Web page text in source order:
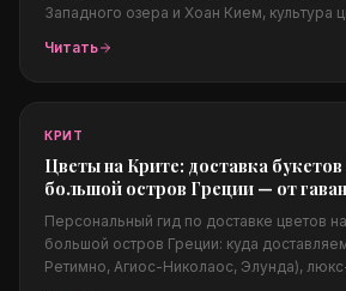
Западного озера и Хоан Кием, культура
Читать
КРИТ
Цветы на Крите: доставка
большой остров Греции — от
люкс-курортов Элунды
Персональный гид по доставке цветов
большой остров Греции: куда
Ретимно, Агиос-Николаос, Элунда),